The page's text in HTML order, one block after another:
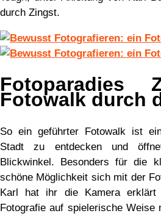
durch Zingst.
Fotoparadies
Fotowalk durch
So ein geführter Fotowalk ist
Stadt zu entdecken und
Blickwinkel. Besonders für die
schöne Möglichkeit sich mit der
Karl hat ihr die Kamera erklärt
Fotografie auf spielerische Weise